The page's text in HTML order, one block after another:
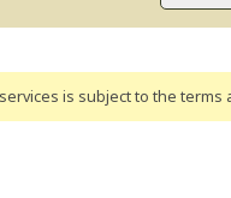
is subject to the terms